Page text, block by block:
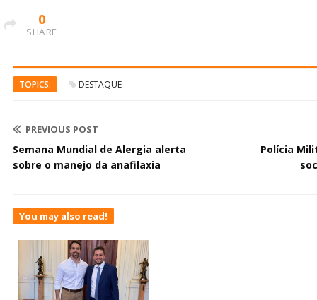
0
SHARE
TOPICS: DESTAQUE
PREVIOUS POST
Semana Mundial de Alergia alerta
sobre o manejo da anafilaxia
Polícia
You may also read!